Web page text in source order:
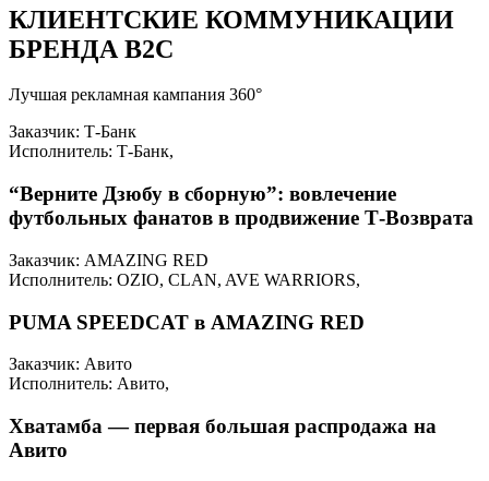
КЛИЕНТСКИЕ КОММУНИКАЦИИ
БРЕНДА B2C
Лучшая рекламная кампания 360°
Заказчик: Т-Банк
Исполнитель: Т-Банк,
“Верните Дзюбу в сборную”: вовлечение
футбольных фанатов в продвижение Т-Возврата
Заказчик: AMAZING RED
Исполнитель: OZIO, CLAN, AVE WARRIORS,
PUMA SPEEDCAT в AMAZING RED
Заказчик: Авито
Исполнитель: Авито,
Хватамба — первая большая распродажа на
Авито